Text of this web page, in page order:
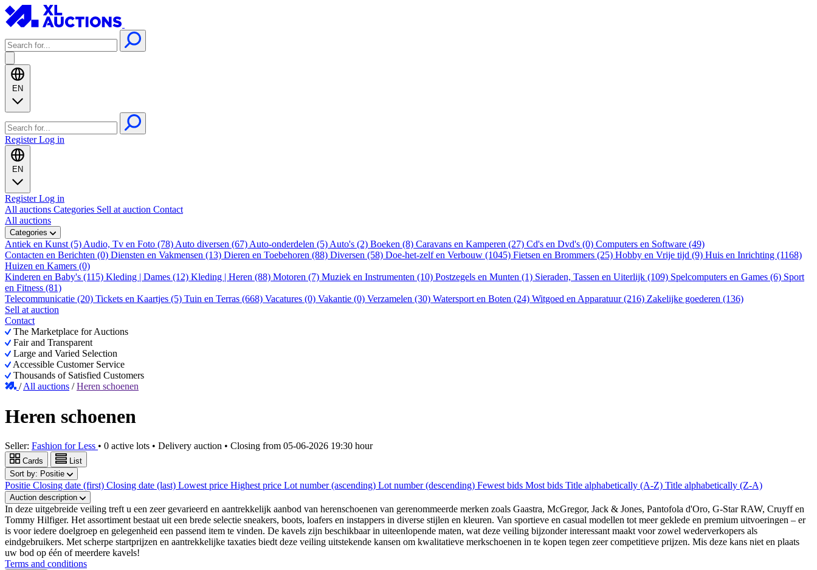
EN
RegisterLog in
EN
RegisterLog in
All auctions Categories Sell at auction Contact
All auctions
Categories
Antiek en Kunst (5) Audio, Tv en Foto (78) Auto diversen (67) Auto-onderdelen (5) Auto's (2) Boeken (8) Caravans en Kamperen (27) Cd's en Dvd's (0) Computers en Software (49)
Contacten en Berichten (0) Diensten en Vakmensen (13) Dieren en Toebehoren (88) Diversen (58) Doe-het-zelf en Verbouw (1045) Fietsen en Brommers (25) Hobby en Vrije tijd (9) Huis en Inrichting (1168)
Huizen en Kamers (0)
Kinderen en Baby's (115) Kleding | Dames (12) Kleding | Heren (88) Motoren (7) Muziek en Instrumenten (10) Postzegels en Munten (1) Sieraden, Tassen en Uiterlijk (109) Spelcomputers en Games (6) Sport
en Fitness (81)
Telecommunicatie (20) Tickets en Kaartjes (5) Tuin en Terras (668) Vacatures (0) Vakantie (0) Verzamelen (30) Watersport en Boten (24) Witgoed en Apparatuur (216) Zakelijke goederen (136)
Sell at auction
Contact
The Marketplace for Auctions
Fair and Transparent
Large and Varied Selection
Accessible Customer Service
Thousands of Satisfied Customers
/All auctions /Heren schoenen
Heren schoenen
Seller: Fashion for Less • 0 active lots • Delivery auction • Closing from 05-06-2026 19:30 hour
Cards
List
Sort by: Positie
Positie Closing date (first) Closing date (last) Lowest price Highest price Lot number (ascending) Lot number (descending) Fewest bids Most bids Title alphabetically (A-Z) Title alphabetically (Z-A)
Auction description
In deze uitgebreide veiling treft u een zeer gevarieerd en aantrekkelijk aanbod van herenschoenen van gerenommeerde merken zoals Gaastra, McGregor, Jack & Jones, Pantofola d'Oro, G-Star RAW, Cruyff en
Tommy Hilfiger. Het assortiment bestaat uit een brede selectie sneakers, boots, loafers en instappers in diverse stijlen en kleuren. Van sportieve en casual modellen tot meer geklede en premium uitvoeringen – er
is voor iedere doelgroep en gelegenheid een passend item te vinden. De kavels zijn beschikbaar in uiteenlopende maten, wat deze veiling bijzonder interessant maakt voor zowel wederverkopers als
eindgebruikers. Met scherpe startprijzen en aantrekkelijke taxaties biedt deze veiling uitstekende kansen om kwalitatieve merkschoenen in te kopen tegen zeer competitieve prijzen. Mis deze kans niet en plaats
uw bod op één of meerdere kavels!
Terms and conditions